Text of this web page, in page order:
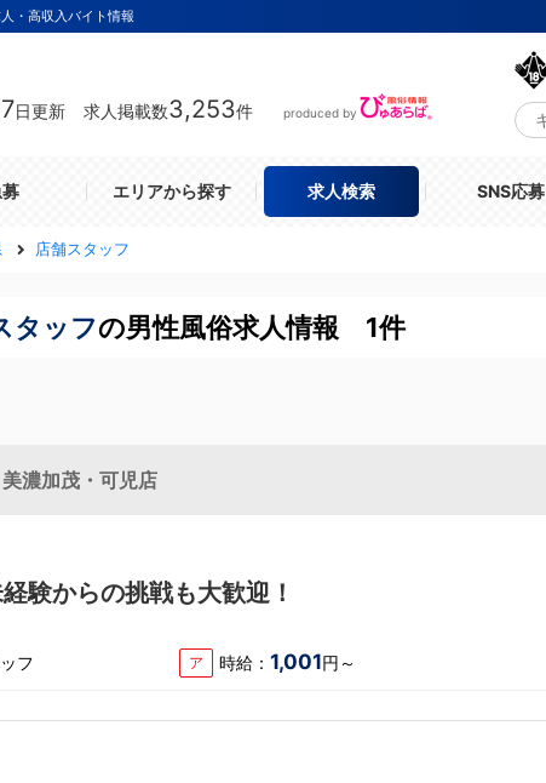
・高収入バイト情報
7日更新 求人掲載数3,253件 produced by
エリアから探す 求人検索 SNS応募
店舗スタッフ
タッフの男性風俗求人情報 1件
濃加茂・可児店
験からの挑戦も大歓迎！
フ ア 時給：1,001円～